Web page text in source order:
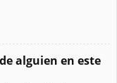
alguien en este